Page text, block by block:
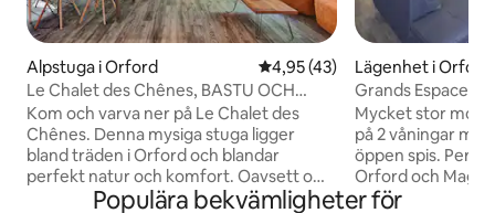
Alpstuga i Orford 4,95 av 5 i genomsnittligt
4,95 (43)
Le Chalet des Chênes, BASTU OCH
BUBBELPOOL!
Kom och varva ner på Le Chalet des
Chênes. Denna mysiga stuga ligger
bland träden i Orford och blandar
perfekt natur och komfort. Oavsett om
du åker skidor i Mont-Orford, vandrar i
Lägenhet i Orford
Grands Espaces
lägenhet/stuga
Mycket stor
på 2 våningar
öppen spis.
Orford och
denna lägenhet
Populära bekvämligheter för